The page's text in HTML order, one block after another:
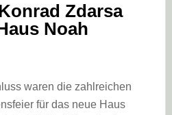
Zdarsa
Noah
waren die zahlreichen
für das neue Haus